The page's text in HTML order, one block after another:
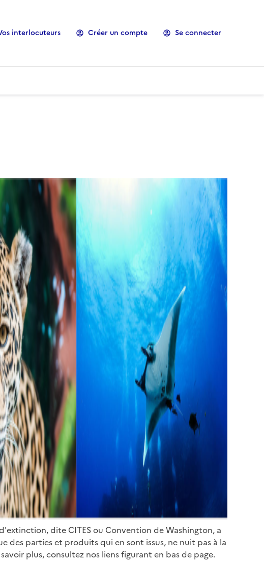
interlocuteurs Créer un compte Se connecter
dite CITES ou Convention de Washington, a
des parties et produits qui en sont issus, ne nuit pas à la
plus, consultez nos liens figurant en bas de page.